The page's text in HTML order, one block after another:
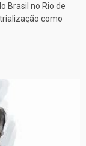
Brasil no Rio de
como